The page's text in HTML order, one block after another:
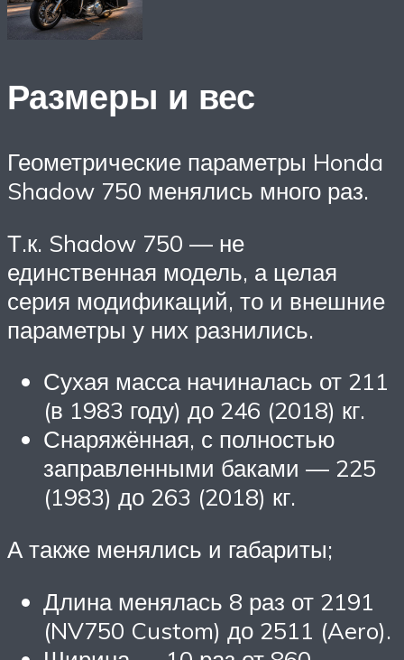
Размеры и вес
Геометрические параметры Honda
Shadow 750 менялись много раз.
Т.к. Shadow 750 — не
единственная модель, а целая
серия модификаций, то и внешние
параметры у них разнились.
Сухая масса начиналась от 211
(в 1983 году) до 246 (2018) кг.
Снаряжённая, с полностью
заправленными баками — 225
(1983) до 263 (2018) кг.
А также менялись и габариты;
Длина менялась 8 раз от 2191
(NV750 Custom) до 2511 (Aero).